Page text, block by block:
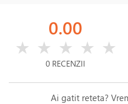
0.00
★ ★ ★ ★ ★
0 RECENZII
Ai gatit reteta?